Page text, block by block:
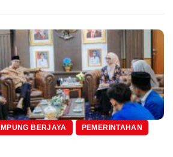
BERJAYA
PEMERINTAHAN